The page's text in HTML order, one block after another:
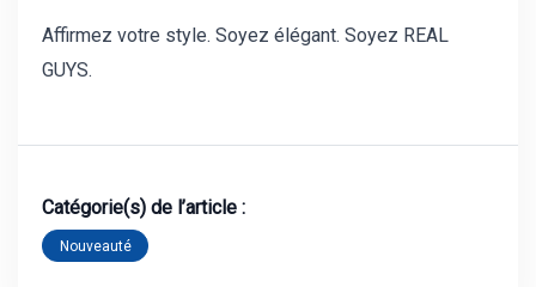
Affirmez votre style. Soyez élégant. Soyez REAL
GUYS.
Catégorie(s) de l’article :
Nouveauté